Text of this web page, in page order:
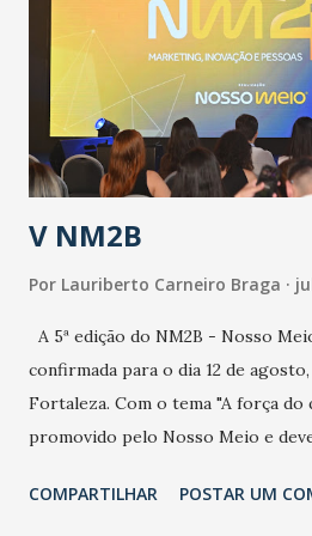
de uma epidemia com um vírus
contaminação maior que outros
secretário. Segundo ele, é uma
contaminação alta, podendo gerar
população e ao sistema de saúde.
estratificação do risco da doença,
V NM2B
Por Lauriberto Carneiro Braga
A 5ª edição do NM2B - Nosso
confirmada para o dia 12 de
Fortaleza. Com o tema "A força do
promovido pelo Nosso Meio e
e lideranças do Mercado Nacional.
COMPARTILHAR POSTAR UM